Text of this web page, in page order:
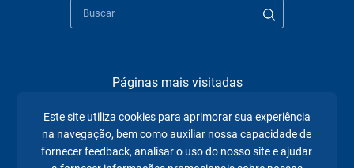
Páginas mais visitadas
A Fecomércio PR
Sindicatos
Este site utiliza cookies para aprimorar sua experiência
na navegação, bem como auxiliar nossa capacidade de
fornecer feedback, analisar o uso do nosso site e ajudar